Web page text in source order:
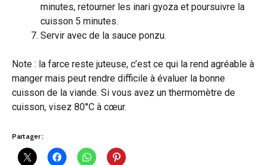
minutes, retourner les inari gyoza et poursuivre la
cuisson 5 minutes.
Servir avec de la sauce ponzu.
Note : la farce reste juteuse, c’est ce qui la rend agréable à
manger mais peut rendre difficile à évaluer la bonne
cuisson de la viande. Si vous avez un thermomètre de
cuisson, visez 80°C à cœur.
Partager :